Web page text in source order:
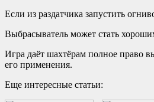
Если из раздатчика запустить
Выбрасыватель может стать
Игра даёт шахтёрам полное право
его применения.
Еще интересные статьи: